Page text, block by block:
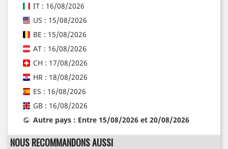
IT : 16/08/2026
US : 15/08/2026
BE : 15/08/2026
AT : 16/08/2026
CH : 17/08/2026
HR : 18/08/2026
ES : 16/08/2026
GB : 16/08/2026
Autre pays : Entre 15/08/2026 et 20/08/2026
NOUS RECOMMANDONS AUSSI